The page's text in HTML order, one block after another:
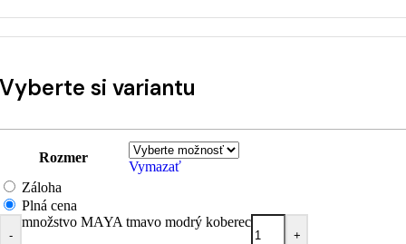
Vyberte si variantu
Rozmer
Vymazať
Záloha
Plná cena
-
množstvo MAYA tmavo modrý koberec
+